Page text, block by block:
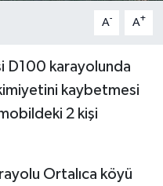
A- A+
D100 karayolunda
kaybetmesi
2 kişi
Ortalıca köyü